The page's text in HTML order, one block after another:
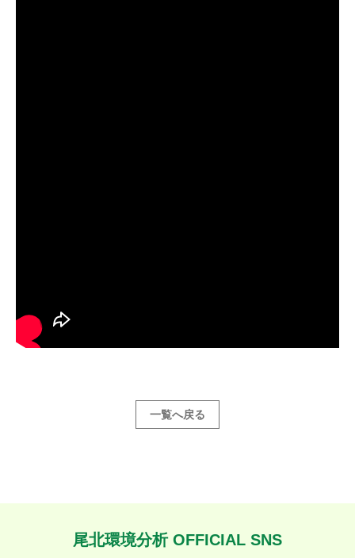
一覧へ戻る
尾北環境分析 OFFICIAL SNS